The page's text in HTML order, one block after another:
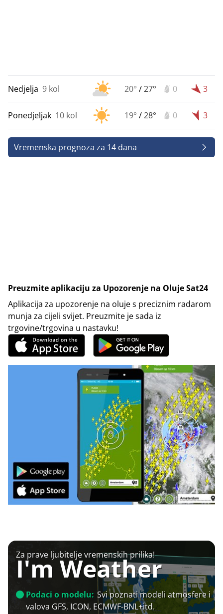
Nedjelja 9 kol 20° /27° 0 3
Ponedjeljak 10 kol 19° /28° 0 3
Vremenska prognoza za 14 dana
Preuzmite aplikaciju za Upozorenje na Oluje Sat24
Aplikacija za upozorenje na oluje s preciznim radarom
munja za cijeli svijet. Preuzmite je sada iz
trgovine/trgovina u nastavku!
Za prave ljubitelje vremenskih prilika!
I'm Weather
Podaci o modelu: Svi poznati modeli atmosfere i
valova GFS, ICON, ECMWF-BNL+itd.